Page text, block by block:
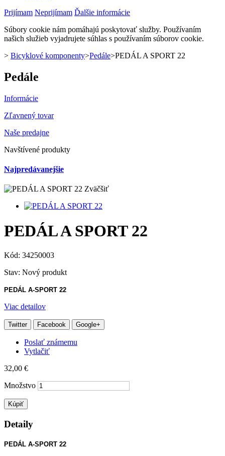
Prijímam Neprijímam Ďalšie informácie
Súbory cookie nám pomáhajú poskytovať služby. Používaním
našich služieb vyjadrujete súhlas s používaním súborov cookie.
> Bicyklové komponenty>Pedále>PEDÁL A SPORT 22
Pedále
Informácie
Zľavnený tovar
Naše predajne
Navštívené produkty
Najpredávanejšie
Zväčšiť
PEDÁL A SPORT 22
Kód: 34250003
Stav: Nový produkt
PEDÁL A-SPORT 22
Viac detailov
Twitter Facebook Google+
Poslať známemu
Vytlačiť
32,00 €
Množstvo
Kúpiť
Detaily
PEDÁL A-SPORT 22